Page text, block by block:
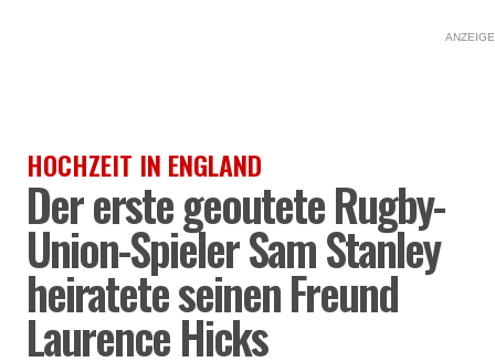
ANZEIGE
HOCHZEIT IN ENGLAND
Der erste geoutete Rugby-
Union-Spieler Sam Stanley
heiratete seinen Freund
Laurence Hicks